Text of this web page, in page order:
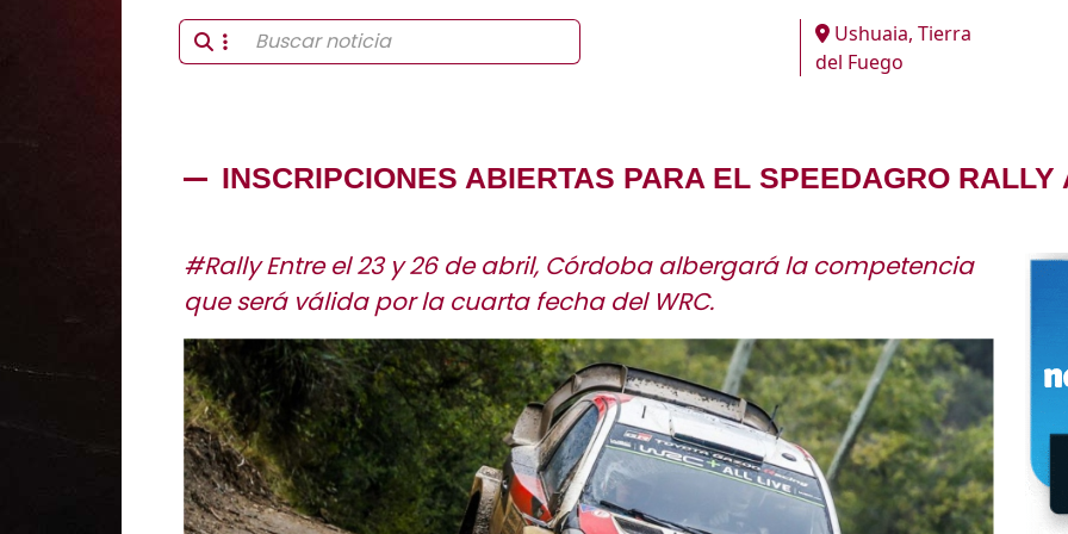
Ushuaia, Tierra
del Fuego
INSCRIPCIONES ABIERTAS PARA EL SPEEDAGRO RALLY
#Rally Entre el 23 y 26 de abril, Córdoba albergará la competencia
que será válida por la cuarta fecha del WRC.